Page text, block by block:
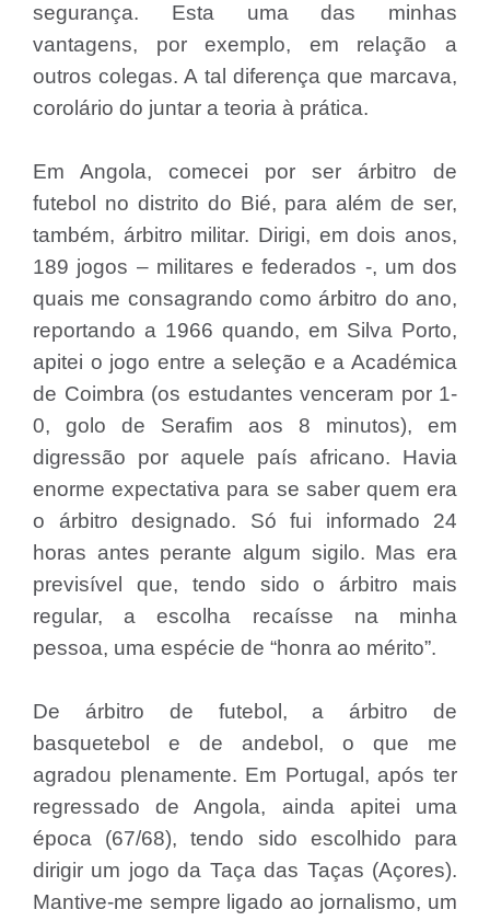
segurança. Esta uma das minhas
vantagens, por exemplo, em relação a
outros colegas. A tal diferença que marcava,
corolário do juntar a teoria à prática.
Em Angola, comecei por ser árbitro de
futebol no distrito do Bié, para além de ser,
também, árbitro militar. Dirigi, em dois anos,
189 jogos – militares e federados -, um dos
quais me consagrando como árbitro do ano,
reportando a 1966 quando, em Silva Porto,
apitei o jogo entre a seleção e a Académica
de Coimbra (os estudantes venceram por 1-
0, golo de Serafim aos 8 minutos), em
digressão por aquele país africano. Havia
enorme expectativa para se saber quem era
o árbitro designado. Só fui informado 24
horas antes perante algum sigilo. Mas era
previsível que, tendo sido o árbitro mais
regular, a escolha recaísse na minha
pessoa, uma espécie de “honra ao mérito”.
De árbitro de futebol, a árbitro de
basquetebol e de andebol, o que me
agradou plenamente. Em Portugal, após ter
regressado de Angola, ainda apitei uma
época (67/68), tendo sido escolhido para
dirigir um jogo da Taça das Taças (Açores).
Mantive-me sempre ligado ao jornalismo, um